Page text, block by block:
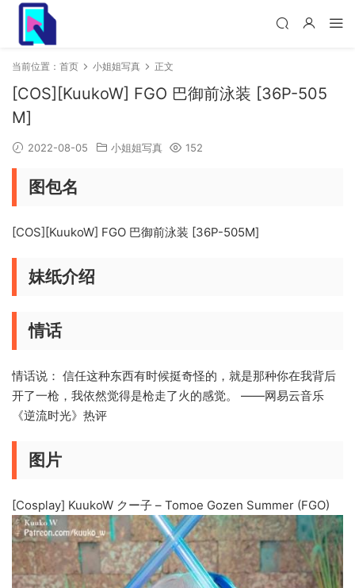
当前位置： 首页 小姐姐写真 正文
[COS][KuukoW] FGO 巴御前泳装 [36P-505
M]
2022-08-05 小姐姐写真 152
图包名
[COS][KuukoW] FGO 巴御前泳装 [36P-505M]
妹纸介绍
情话
情话说： 信任这种东西有时候挺奇怪的，就是那种你在我背后
开了一枪，我依然觉得是枪走了火的感觉。 ——网易云音乐
《逆流时光》热评
图片
[Cosplay] KuukoW クー子 – Tomoe Gozen Summer (FGO)